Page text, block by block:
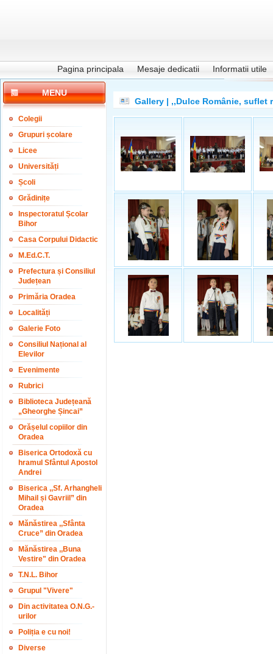
Pagina principala Mesaje dedicatii Informatii utile
MENU
Colegii
Grupuri școlare
Licee
Universități
Școli
Grădinițe
Inspectoratul Școlar
Bihor
Casa Corpului Didactic
M.Ed.C.T.
Prefectura și Consiliul
Județean
Primăria Oradea
Localități
Galerie Foto
Consiliul Național al
Elevilor
Evenimente
Rubrici
Biblioteca Județeană
„Gheorghe Șincai”
Orășelul copiilor din
Oradea
Biserica Ortodoxă cu
hramul Sfântul Apostol
Andrei
Biserica ,,Sf. Arhangheli
Mihail și Gavriil” din
Oradea
Mănăstirea ,,Sfânta
Cruce” din Oradea
Mănăstirea ,,Buna
Vestire" din Oradea
T.N.L. Bihor
Grupul "Vivere"
Din activitatea O.N.G.-
urilor
Poliția e cu noi!
Diverse
Gallery | ,,Dulce Românie, suflet